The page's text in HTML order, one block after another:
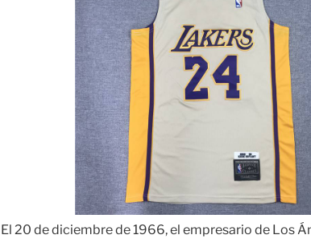
El 20 de diciembre de 1966, el empresario de Los